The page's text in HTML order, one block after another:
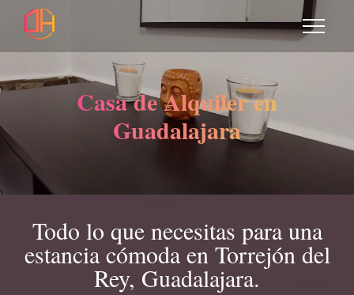
Casa de Alquiler en
Guadalajara
Todo lo que necesitas para una
estancia cómoda en Torrejón del
Rey, Guadalajara.